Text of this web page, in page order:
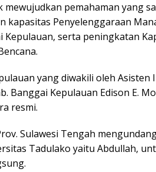
pemahaman yang
kapasitas Penyelenggaraan
Kepulauan, serta peningkatan
yang diwakili oleh Asisten
Banggai Kepulauan Edison E.
resmi.
Sulawesi Tengah
Tadulako yaitu Abdullah,